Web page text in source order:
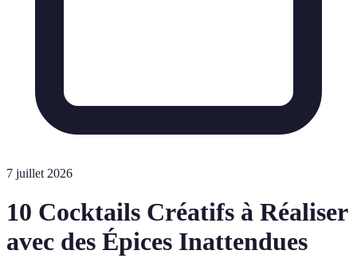
7 juillet 2026
10 Cocktails Créatifs à Réaliser
avec des Épices Inattendues